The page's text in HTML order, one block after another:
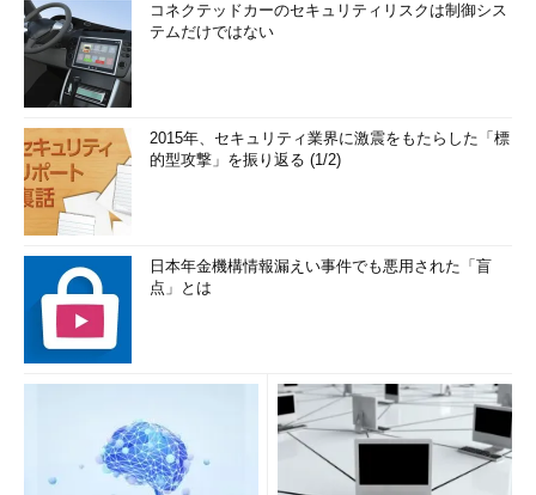
コネクテッドカーのセキュリティリスクは制御シス
テムだけではない
2015年、セキュリティ業界に激震をもたらした「標
的型攻撃」を振り返る (1/2)
日本年金機構情報漏えい事件でも悪用された「盲
点」とは